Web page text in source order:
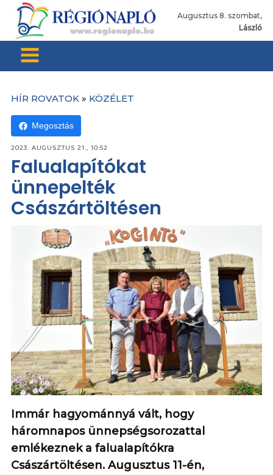
Augusztus 8. szombat,
László
HÍR ROVATOK » KÖZÉLET
Megosztás
2023. AUGUSZTUS 21., 10:52
Falualapítókat
ünnepelték
Császártöltésen
Immár hagyománnyá vált, hogy
háromnapos ünnepségsorozattal
emlékeznek a falualapítókra
Császártöltésen. Augusztus 11-én,